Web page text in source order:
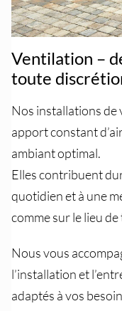
Ventilation –
toute
Nos installations de
apport constant
ambiant optimal.
Elles contribuent
quotidien et à une
comme sur le lieu
Nous vous
l’installation et
adaptés à vos